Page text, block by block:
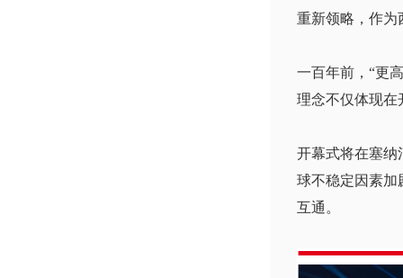
重新领略，作为
一百年前，“更
理念不仅体现在
开幕式将在塞纳
球不稳定因素加
互通。